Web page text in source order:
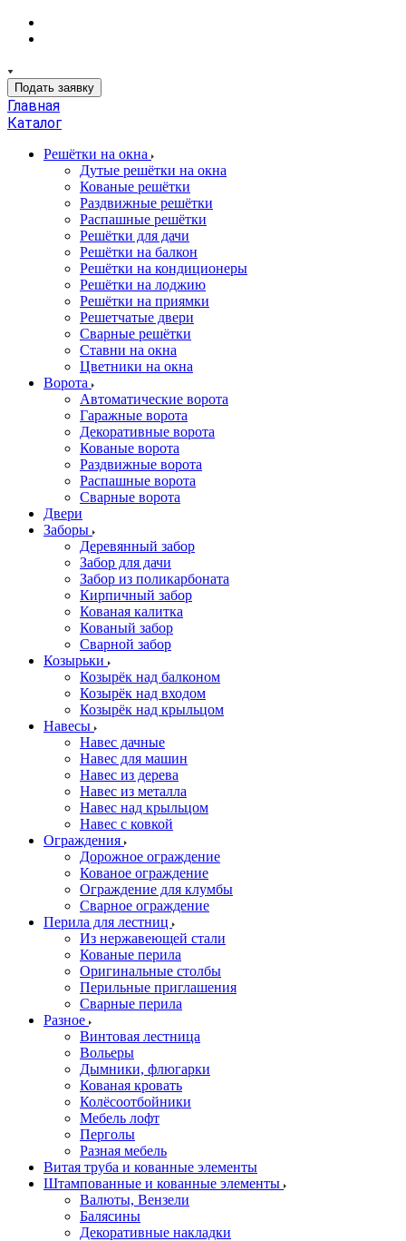
Подать заявку
Главная
Каталог
Решётки на окна
Дутые решётки на окна
Кованые решётки
Раздвижные решётки
Распашные решётки
Решётки для дачи
Решётки на балкон
Решётки на кондиционеры
Решётки на лоджию
Решётки на приямки
Решетчатые двери
Сварные решётки
Ставни на окна
Цветники на окна
Ворота
Автоматические ворота
Гаражные ворота
Декоративные ворота
Кованые ворота
Раздвижные ворота
Распашные ворота
Сварные ворота
Двери
Заборы
Деревянный забор
Забор для дачи
Забор из поликарбоната
Кирпичный забор
Кованая калитка
Кованый забор
Сварной забор
Козырьки
Козырёк над балконом
Козырёк над входом
Козырёк над крыльцом
Навесы
Навес дачные
Навес для машин
Навес из дерева
Навес из металла
Навес над крыльцом
Навес с ковкой
Ограждения
Дорожное ограждение
Кованое ограждение
Ограждение для клумбы
Сварное ограждение
Перила для лестниц
Из нержавеющей стали
Кованые перила
Оригинальные столбы
Перильные приглашения
Сварные перила
Разное
Винтовая лестница
Вольеры
Дымники, флюгарки
Кованая кровать
Колёсоотбойники
Мебель лофт
Перголы
Разная мебель
Витая труба и кованные элементы
Штампованные и кованные элементы
Валюты, Вензели
Балясины
Декоративные накладки